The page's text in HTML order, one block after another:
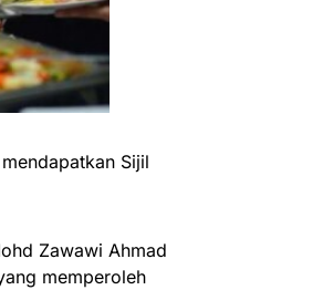
Sijil
Zawawi Ahmad
memperoleh